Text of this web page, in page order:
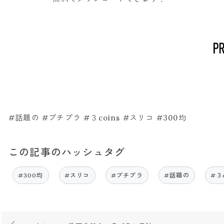
#話題の #プチプラ #３coins #スリコ #300均
この記事のハッシュタグ
#300均 #スリコ #プチプラ #話題の #